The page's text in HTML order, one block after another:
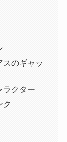
スのギャッ
ラクター
ク